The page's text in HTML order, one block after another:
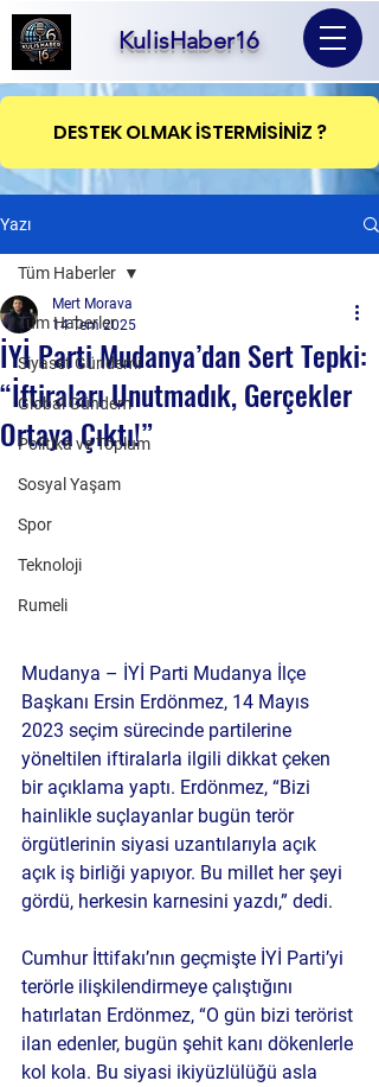
KulisHaber16
DESTEK OLMAK İSTERMİSİNİZ ?
Yazı
Tüm Haberler
Siyaset Gündemi
Global Gündem
Politika ve Toplum
Sosyal Yaşam
Spor
Teknoloji
Rumeli
Tüm Haberler
İYİ Parti Mudanya’dan Sert Tepki:
“İftiraları Unutmadık, Gerçekler
Ortaya Çıktı!”
Mert Morava
14 Tem 2025
Mudanya – İYİ Parti Mudanya İlçe
Başkanı Ersin Erdönmez, 14 Mayıs
2023 seçim sürecinde partilerine
yöneltilen iftiralarla ilgili dikkat çeken
bir açıklama yaptı. Erdönmez, “Bizi
hainlikle suçlayanlar bugün terör
örgütlerinin siyasi uzantılarıyla açık
açık iş birliği yapıyor. Bu millet her şeyi
gördü, herkesin karnesini yazdı,” dedi.
Cumhur İttifakı’nın geçmişte İYİ Parti’yi
terörle ilişkilendirmeye çalıştığını
hatırlatan Erdönmez, “O gün bizi terörist
ilan edenler, bugün şehit kanı dökenlerle
kol kola. Bu siyasi ikiyüzlülüğü asla